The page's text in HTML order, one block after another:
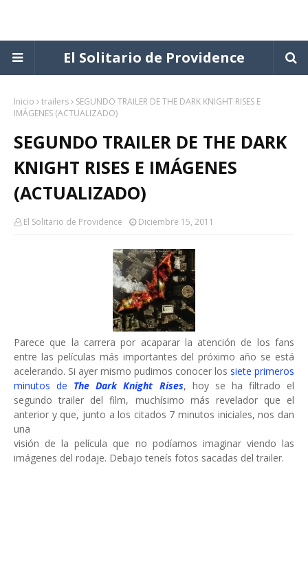
El Solitario de Providence
Inicio trailers
SEGUNDO TRAILER DE THE DARK KNIGHT RISES E
IMÁGENES (ACTUALIZADO)
SEGUNDO TRAILER DE THE DARK
KNIGHT RISES E IMÁGENES
(ACTUALIZADO)
El Solitario de Providence Diciembre 15, 2011
Parece que la carrera por acaparar la atención de los fans
entre las películas más importantes del próximo año se está
acelerando. Si ayer mismo pudimos conocer los siete primeros
minutos de The Dark Knight Rises, hoy se ha filtrado el
segundo trailer del film, muchísimo más revelador que el
anterior y que, junto a los citados 7 minutos iniciales, nos dan
una
visión de la película que no podíamos imaginar viendo las
imágenes del rodaje. Debajo teneís fotos sacadas del trailer.